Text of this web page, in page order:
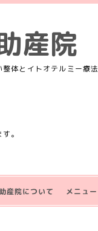
産院
体とイトオテルミー療法
。
産院について メニュー